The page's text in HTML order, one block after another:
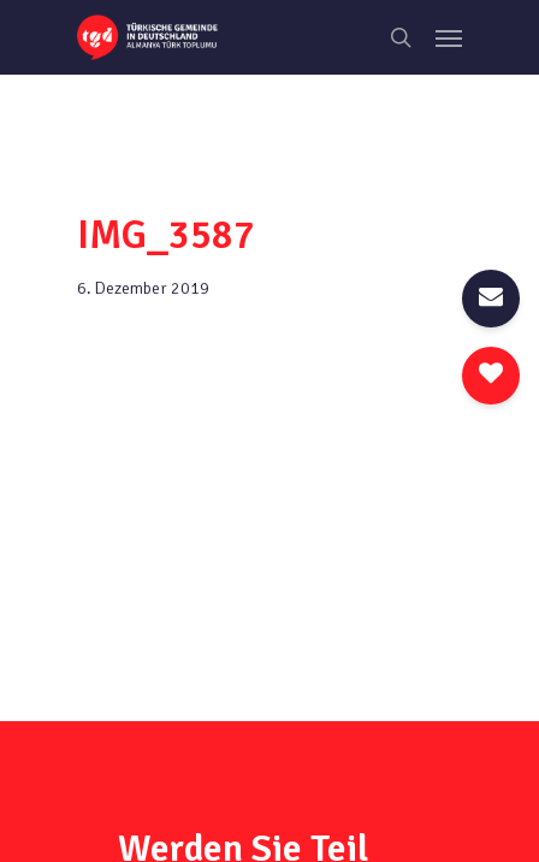
main
search
Menu
IMG_3587
6. Dezember 2019
Werden Sie Teil